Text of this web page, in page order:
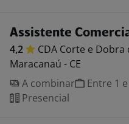
Assistente
4,2 CDA Corte e Dobra
Maracanaú - CE
A combinar
Entre 1
Presencial